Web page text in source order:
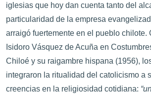
iglesias que hoy dan cuenta tanto del
particularidad de la empresa
arraigó fuertemente en el pueblo chilote.
Isidoro Vásquez de Acuña en
Chiloé y su raigambre hispana (1956),
integraron la ritualidad del catolicismo a
creencias en la religiosidad cotidiana: